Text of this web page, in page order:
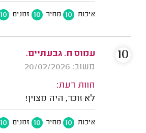
איכות 10 מחיר 10 זמנים 10
עמוס ח. גבעתיים.
משוב: 20/02/2026
חוות דעת:
לא זוכר, היה מצוין!
איכות 10 מחיר 10 זמנים 10
10